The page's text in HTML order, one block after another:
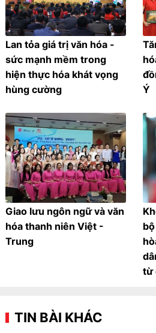
Lan tỏa giá trị văn hóa -
sức mạnh mềm trong
hiện thực hóa khát vọng
hùng cường
Ý
Giao lưu ngôn ngữ và văn
hóa thanh niên Việt -
Trung
từ
TIN BÀI KHÁC